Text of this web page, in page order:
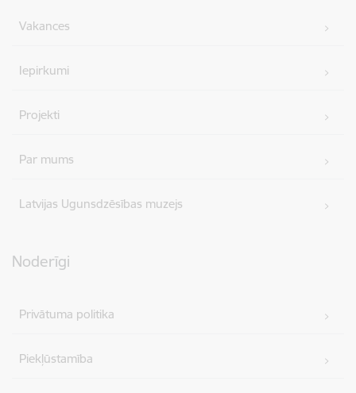
Vakances
Iepirkumi
Projekti
Par mums
Latvijas Ugunsdzēsības muzejs
Noderīgi
Privātuma politika
Piekļūstamība